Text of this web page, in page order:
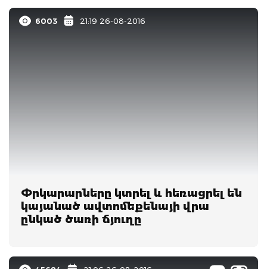
6003 21:19 26-08-2016
Փրկարարները կտրել և հեռացրել են
կայանած ավտոմեքենայի վրա
ընկած ծառի ճյուղը